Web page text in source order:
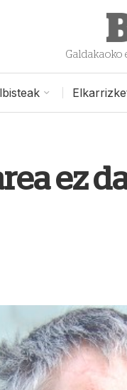
Galdakaoko
ez